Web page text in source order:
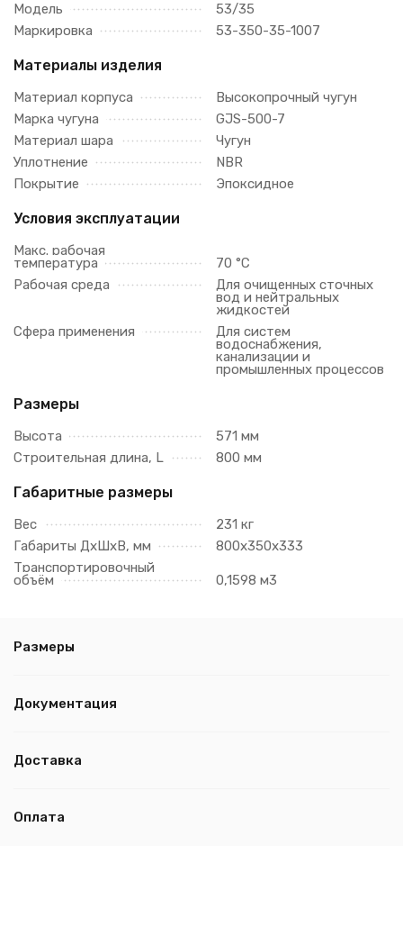
Модель
53/35
Маркировка
53-350-35-1007
Материалы изделия
Материал корпуса
Высокопрочный чугун
Марка чугуна
GJS-500-7
Материал шара
Чугун
Уплотнение
NBR
Покрытие
Эпоксидное
Условия эксплуатации
Макс. рабочая
температура
70 °C
Рабочая среда
Для очищенных сточных
вод и нейтральных
жидкостей
Сфера применения
Для систем
водоснабжения,
канализации и
промышленных процессов
Размеры
Высота
571 мм
Строительная длина, L
800 мм
Габаритные размеры
Вес
231 кг
Габариты ДхШхВ, мм
800х350х333
Транспортировочный
объём 0,1598 м3
Размеры
Документация
Доставка
Оплата